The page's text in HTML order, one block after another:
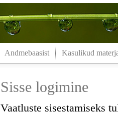
Andmebaasist Kasulikud
Sisse logimine
Vaatluste sisestamiseks